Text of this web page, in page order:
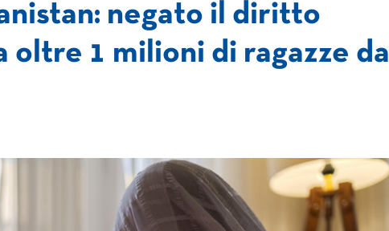
negato il diritto
oltre 1 milioni di ragazze dal